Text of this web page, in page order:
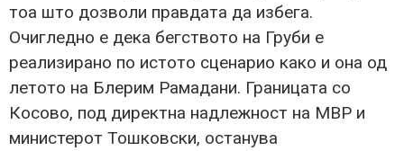
тоа што дозволи правдата да избега.
Очигледно е дека бегството на Груби е
реализирано по истото сценарио како и она од
летото на Блерим Рамадани. Границата со
Косово, под директна надлежност на МВР и
министерот Тошковски, останува